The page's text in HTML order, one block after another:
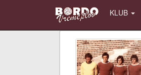
KLUB